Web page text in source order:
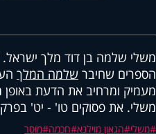
משלי שלמה בן דוד מלך
הספרים שחיבר שלמה המלך
מעמיק ומרחיב את הדעת
משלי. את פסוקים טו' - יט'
משלי הגאון מוילנא חכמה מוסר